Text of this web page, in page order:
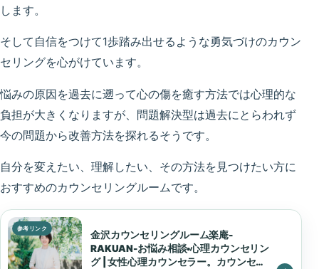
します。
そして自信をつけて1歩踏み出せるような勇気づけのカウン
セリングを心がけています。
悩みの原因を過去に遡って心の傷を癒す方法では心理的な
負担が大きくなりますが、問題解決型は過去にとらわれず
今の問題から改善方法を探れるそうです。
自分を変えたい、理解したい、その方法を見つけたい方に
おすすめのカウンセリングルームです。
金沢カウンセリングルーム楽庵-
RAKUAN-お悩み相談•心理カウンセリン
グ | 女性心理カウンセラー。カウンセリ